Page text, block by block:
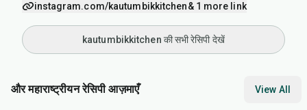
instagram.com/kautumbikkitchen& 1 more link
kautumbikkitchen की सभी रेसिपी देखें
और महाराष्ट्रीयन रेसिपी आज़माएँ View All
5 20 min